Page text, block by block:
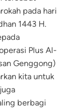
pada hari
1443 H.
Plus Al-
Genggong)
kita untuk
berbagi